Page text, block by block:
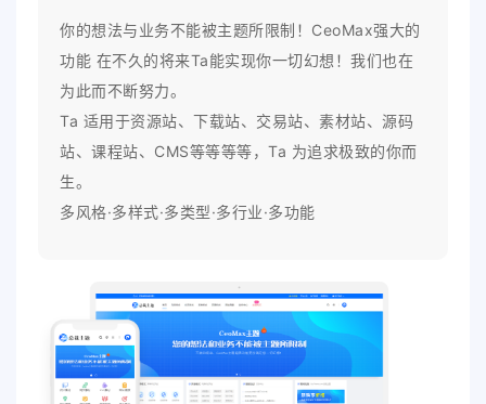
你的想法与业务不能被主题所限制！CeoMax强大的
功能 在不久的将来Ta能实现你一切幻想！我们也在
为此而不断努力。
Ta 适用于资源站、下载站、交易站、素材站、源码
站、课程站、CMS等等等等，Ta 为追求极致的你而
生。
多风格·多样式·多类型·多行业·多功能